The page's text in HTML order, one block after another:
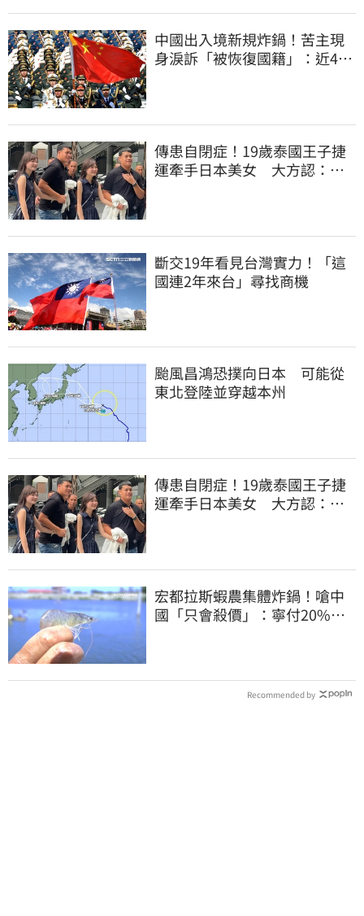
中國出入境新規炸鍋！苦主現
身淚訴「被恢復國籍」：近4億
傳患自閉症！19歲泰國王子捷
運牽手日本美女 大方認：
斷交19年看見台灣實力！「這
國連2年來台」尋找商機
颱風昌鴻恐撲向日本 可能從
東北登陸並穿越本州
傳患自閉症！19歲泰國王子捷
運牽手日本美女 大方認：
宏都拉斯蝦農集體炸鍋！嗆中
國「只會殺價」：寧付20%關
Recommended by